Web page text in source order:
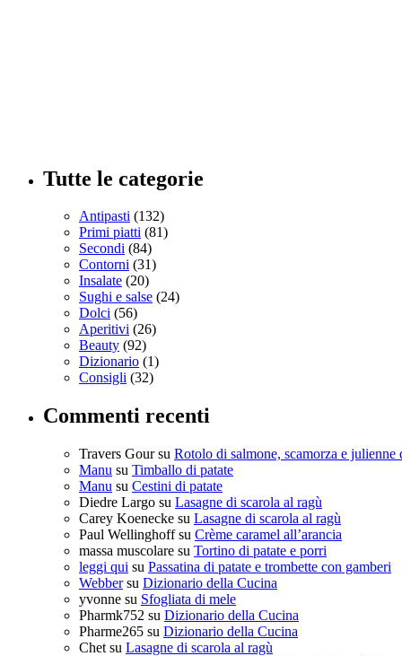
Tutte le categorie
Antipasti (132)
Primi piatti (81)
Secondi (84)
Contorni (31)
Insalate (20)
Sughi e salse (24)
Dolci (56)
Aperitivi (26)
Beauty (92)
Dizionario (1)
Consigli (32)
Commenti recenti
Travers Goursu Rotolo di salmone, scamorza e julienne
Manu su Timballo di patate
Manu su Cestini di patate
Diedre Largo su Lasagne di scarola al ragù
Carey Koenecke su Lasagne di scarola al ragù
Paul Wellinghoffsu Crème caramel all’arancia
massa muscolare su Tortino di patate e porri
leggi qui su Passatina di patate e trombette con gamberi
Webbersu Dizionario della Cucina
yvonne su Sfogliata di mele
Pharmk752 su Dizionario della Cucina
Pharme265 su Dizionario della Cucina
Chet su Lasagne di scarola al ragù